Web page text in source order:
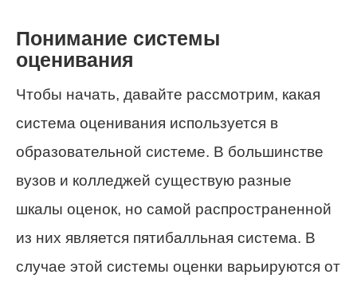
Понимание системы
оценивания
Чтобы начать, давайте рассмотрим, какая
система оценивания используется в
образовательной системе. В большинстве
вузов и колледжей существую разные
шкалы оценок, но самой распространенной
из них является пятибалльная система. В
случае этой системы оценки варьируются от